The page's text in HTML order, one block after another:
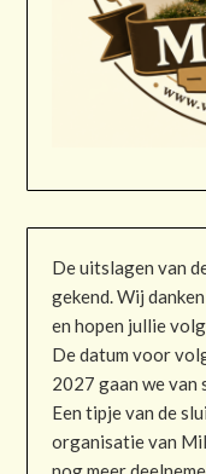
De uitslagen van
gekend. Wij
en hopen jullie
De datum voor
2027 gaan we van
Een tipje van de
organisatie van